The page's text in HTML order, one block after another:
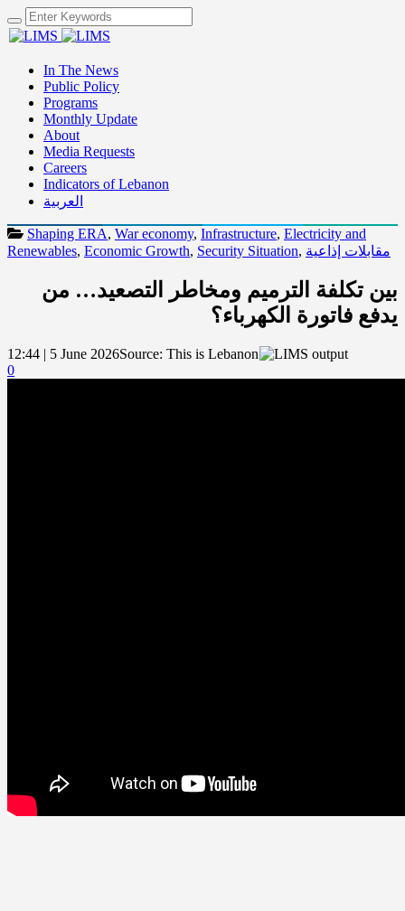
In The News
Public Policy
Programs
Monthly Update
About
Media Requests
Careers
Indicators of Lebanon
العربية
Shaping ERA, War economy, Infrastructure, Electricity and
Renewables, Economic Growth, Security Situation, مقابلات إذاعية
بين تكلفة الترميم ومخاطر التصعيد… من
يدفع فاتورة الكهرباء؟
12:44 | 5 June 2026Source: This is Lebanon
0